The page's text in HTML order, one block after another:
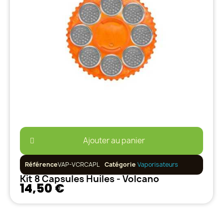
Ajouter au panier
RéférenceVAP-VCRCAPL Catégorie Vaporisateurs
Kit 8 Capsules Huiles - Volcano
14,50 €